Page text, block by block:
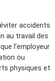
accidents
au travail des
l’employeur
ou
physiques et